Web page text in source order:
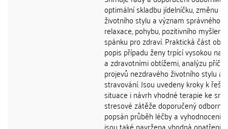
optimální skladbu jídelníčku, změnu
životního stylu a význam správného
relaxace, pohybu, pozitivního myšlení
spánku pro zdraví. Praktická část
popis případu ženy trpící vysokou
a zdravotními obtížemi, analýzu
projevů nezdravého životního stylu a
stravování. Jsou uvedeny kroky k
situace i návrh vhodné terapie ke
stresové zátěže doporučený
popsán průběh léčby a vyhodnocení